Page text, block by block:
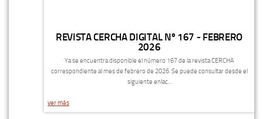
REVISTA CERCHA DIGITAL Nº 167 - FEBRERO
2026
Ya se encuentra disponible el número 167 de la revista CERCHA
correspondiente al mes de febrero de 2026. Se puede consultar desde el
siguiente enlac...
ver más